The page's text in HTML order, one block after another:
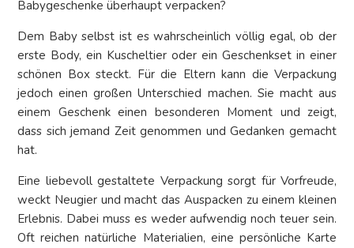
Babygeschenke überhaupt verpacken?
Dem Baby selbst ist es wahrscheinlich völlig egal, ob der
erste Body, ein Kuscheltier oder ein Geschenkset in einer
schönen Box steckt. Für die Eltern kann die Verpackung
jedoch einen großen Unterschied machen. Sie macht aus
einem Geschenk einen besonderen Moment und zeigt,
dass sich jemand Zeit genommen und Gedanken gemacht
hat.
Eine liebevoll gestaltete Verpackung sorgt für Vorfreude,
weckt Neugier und macht das Auspacken zu einem kleinen
Erlebnis. Dabei muss es weder aufwendig noch teuer sein.
Oft reichen natürliche Materialien, eine persönliche Karte